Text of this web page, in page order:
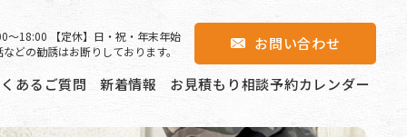
〜18:00 【定休】日・祝・年末年始
どの勧誘はお断りしております。
お問い合わせ
あるご質問 新着情報 お見積もり相談予約カレンダー